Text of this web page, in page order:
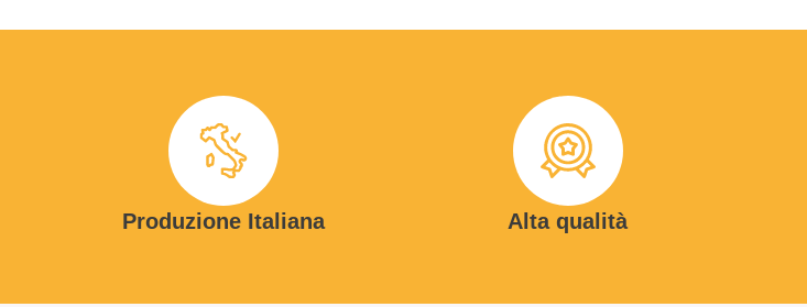
Produzione Italiana Alta qualità